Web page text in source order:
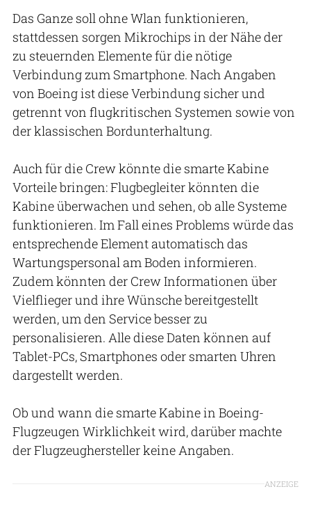
Das Ganze soll ohne Wlan funktionieren,
stattdessen sorgen Mikrochips in der Nähe der
zu steuernden Elemente für die nötige
Verbindung zum Smartphone. Nach Angaben
von Boeing ist diese Verbindung sicher und
getrennt von flugkritischen Systemen sowie von
der klassischen Bordunterhaltung.
Auch für die Crew könnte die smarte Kabine
Vorteile bringen: Flugbegleiter könnten die
Kabine überwachen und sehen, ob alle Systeme
funktionieren. Im Fall eines Problems würde das
entsprechende Element automatisch das
Wartungspersonal am Boden informieren.
Zudem könnten der Crew Informationen über
Vielflieger und ihre Wünsche bereitgestellt
werden, um den Service besser zu
personalisieren. Alle diese Daten können auf
Tablet-PCs, Smartphones oder smarten Uhren
dargestellt werden.
Ob und wann die smarte Kabine in Boeing-
Flugzeugen Wirklichkeit wird, darüber machte
der Flugzeughersteller keine Angaben.
ANZEIGE